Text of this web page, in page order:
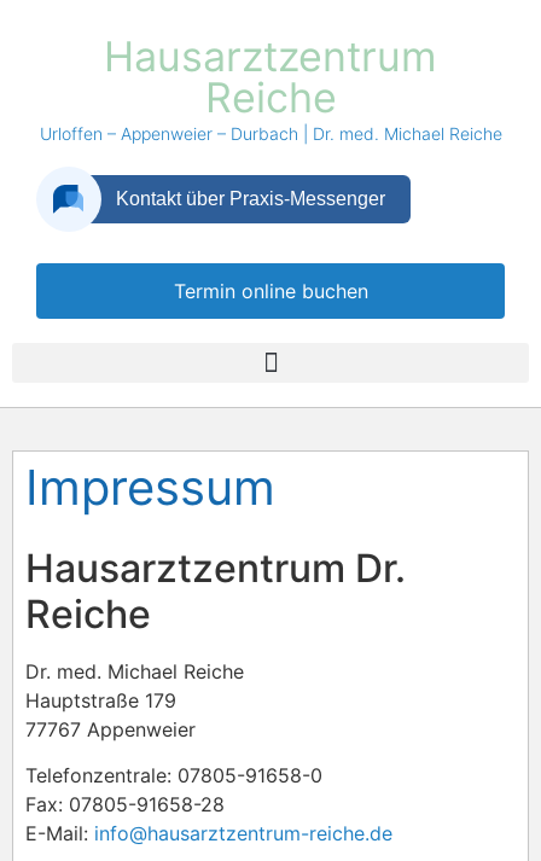
Hausarztzentrum
Reiche
Urloffen – Appenweier – Durbach | Dr. med. Michael Reiche
Termin online buchen
Impressum
Hausarztzentrum Dr.
Reiche
Dr. med. Michael Reiche
Hauptstraße 179
77767 Appenweier
Telefonzentrale: 07805-91658-0
Fax: 07805-91658-28
E-Mail: info@hausarztzentrum-reiche.de